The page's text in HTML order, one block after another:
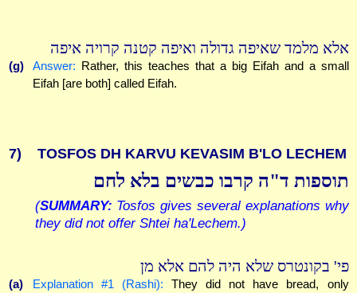
אלא מלמד שאיפה גדולה ואיפה קטנה קרויה איפה
(g) Answer: Rather, this teaches that a big Eifah and a small
Eifah [are both] called Eifah.
7) TOSFOS DH KARVU KEVASIM B'LO LECHEM
תוספות ד"ה קרבו כבשים בלא לחם
(SUMMARY: Tosfos gives several explanations why
they did not offer Shtei ha'Lechem.)
פי' בקונטרס שלא היה להם אלא מן
(a) Explanation #1 (Rashi): They did not have bread, only